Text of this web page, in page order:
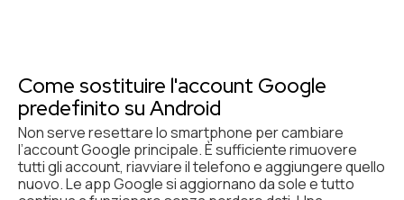
Come sostituire l'account Google
predefinito su Android
Non serve resettare lo smartphone per cambiare
l’account Google principale. È sufficiente rimuovere
tutti gli account, riavviare il telefono e aggiungere quello
nuovo. Le app Google si aggiornano da sole e tutto